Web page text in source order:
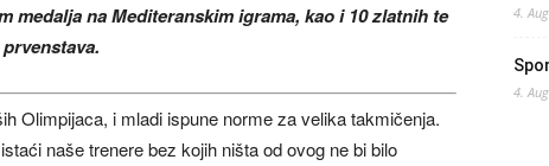
medalja na Mediteranskim igrama, kao i 10 zlatnih te
Olimpijaca, i mladi ispune norme za velika takmičenja.
naše trenere bez kojih ništa od ovog ne bi bilo
4.
4.